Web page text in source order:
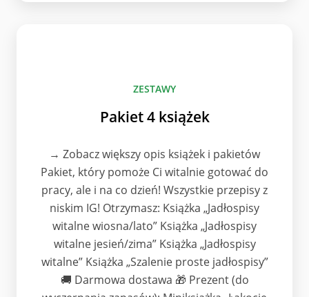
ZESTAWY
Pakiet 4 książek
→ Zobacz większy opis książek i pakietów
Pakiet, który pomoże Ci witalnie gotować do
pracy, ale i na co dzień! Wszystkie przepisy z
niskim IG! Otrzymasz: Książka „Jadłospisy
witalne wiosna/lato” Książka „Jadłospisy
witalne jesień/zima” Książka „Jadłospisy
witalne” Książka „Szalenie proste jadłospisy”
🚚 Darmowa dostawa 🎁 Prezent (do